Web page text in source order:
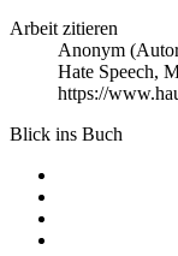
Arbeit zitieren
Anonym
Hate Speech,
https://
Blick ins Buch